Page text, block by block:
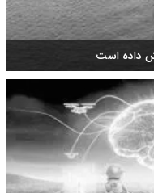
داده است